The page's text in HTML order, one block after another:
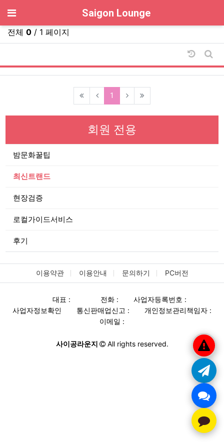
Saigon Lounge
전체 0 / 1 페이지
날짜순
게
1 (current)
회원 전용
밤문화꿀팁
최신트랜드
현장검증
로컬가이드서비스
후기
이용약관 이용안내 문의하기 PC버전
대표 : 전화 :
사업자등록번호 :
사업자정보확인
통신판매업신고 :
개인정보관리책임자 :
이메일 :
사이공라운지 All rights reserved.